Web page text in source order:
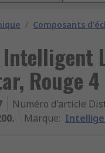
/ Composants
Intelligent
Rouge
Numéro d'article
Marque: